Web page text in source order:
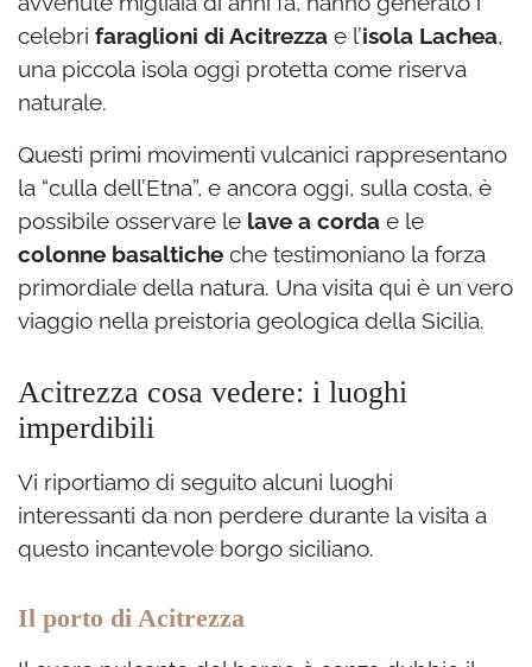
celebri faraglioni di Acitrezza e l’isola Lachea,
una piccola isola oggi protetta come riserva
naturale.
Questi primi movimenti vulcanici rappresentano
la “culla dell’Etna”, e ancora oggi, sulla costa, è
possibile osservare le lave a corda e le
colonne basaltiche che testimoniano la forza
primordiale della natura. Una visita qui è un vero
viaggio nella preistoria geologica della Sicilia.
Acitrezza cosa vedere: i luoghi
imperdibili
Vi riportiamo di seguito alcuni luoghi
interessanti da non perdere durante la visita a
questo incantevole borgo siciliano.
Il porto di Acitrezza